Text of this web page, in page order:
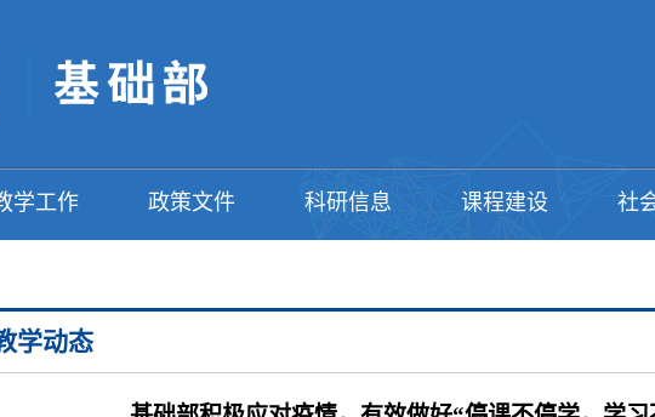
学工作 政策文件 科研信息 课程建设 社
学动态